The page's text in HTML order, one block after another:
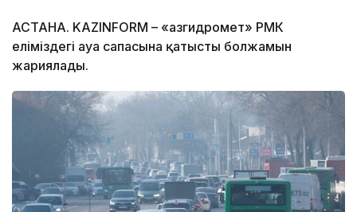
АСТАНА. KAZINFORM – «Қазгидромет» РМК
еліміздегі ауа сапасына қатысты болжамын
жариялады.